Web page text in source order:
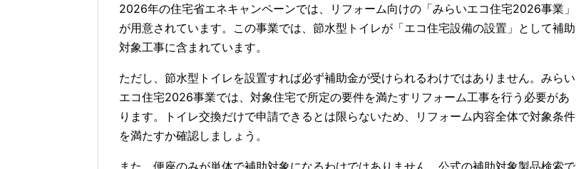
2026年の住宅省エネキャンペーンでは、リフォーム向けの「みらいエコ住宅2026事業」
が用意されています。この事業では、節水型トイレが「エコ住宅設備の設置」として補助
対象工事に含まれています。
ただし、節水型トイレを設置すれば必ず補助金が受けられるわけではありません。みらい
エコ住宅2026事業では、対象住宅で所定の要件を満たすリフォーム工事を行う必要があ
ります。トイレ交換だけで申請できるとは限らないため、リフォーム内容全体で対象条件
を満たすか確認しましょう。
また、便座のみが単体で補助対象になるわけではありません。公式の補助対象製品検索で